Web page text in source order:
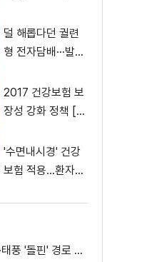
덜 해롭다던 궐련
형 전자담배···발암
2017 건강보험 보
장성 강화 정책 [똑
'수면내시경' 건강
보험 적용…환자부
서울 낮 기온 39도···태풍 '돌핀' 경로 변수